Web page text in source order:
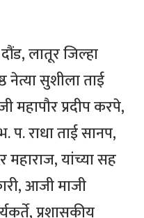
लातूर जिल्हा
नेत्या सुशीला ताई
महापौर प्रदीप करपे,
प. राधा ताई सानप,
महाराज, यांच्या सह
आजी माजी
प्रशासकीय